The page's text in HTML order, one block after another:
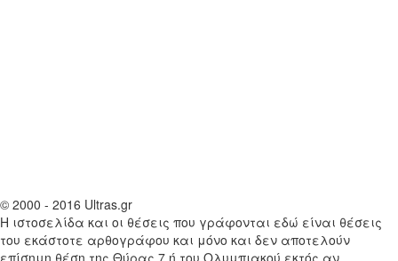
© 2000 - 2016 Ultras.gr
Η ιστοσελίδα και οι θέσεις που γράφονται εδώ είναι θέσεις
του εκάστοτε αρθογράφου και μόνο και δεν αποτελούν
επίσημη θέση της Θύρας 7 ή του Ολυμπιακού εκτός αν